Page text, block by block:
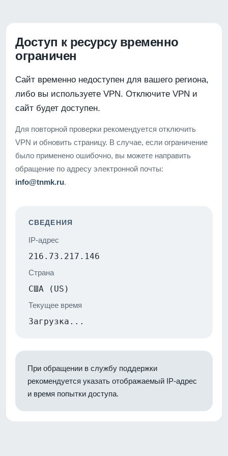
Доступ к ресурсу временно
ограничен
Сайт временно недоступен для вашего региона,
либо вы используете VPN. Отключите VPN и
сайт будет доступен.
Для повторной проверки рекомендуется отключить
VPN и обновить страницу. В случае, если ограничение
было применено ошибочно, вы можете направить
обращение по адресу электронной почты:
info@tnmk.ru.
СВЕДЕНИЯ
IP-адрес
216.73.217.146
Страна
США (US)
Текущее время
Загрузка...
При обращении в службу поддержки
рекомендуется указать отображаемый IP-адрес
и время попытки доступа.